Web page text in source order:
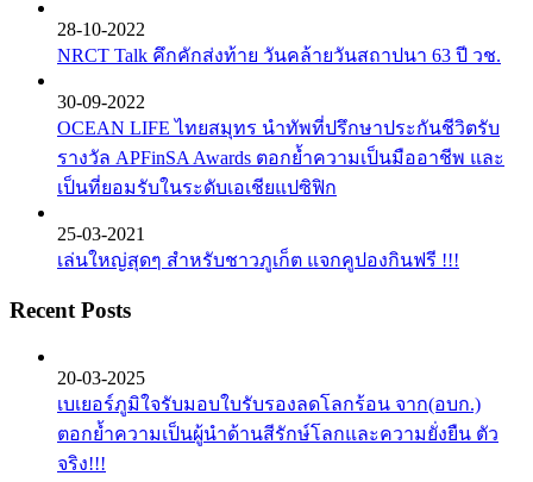
28-10-2022
NRCT Talk คึกคักส่งท้าย วันคล้ายวันสถาปนา 63 ปี วช.
30-09-2022
OCEAN LIFE ไทยสมุทร นำทัพที่ปรึกษาประกันชีวิตรับ
รางวัล APFinSA Awards ตอกย้ำความเป็นมืออาชีพ และ
เป็นที่ยอมรับในระดับเอเชียแปซิฟิก
25-03-2021
เล่นใหญ่สุดๆ สำหรับชาวภูเก็ต แจกคูปองกินฟรี !!!
Recent Posts
20-03-2025
เบเยอร์ภูมิใจรับมอบใบรับรองลดโลกร้อน จาก(อบก.)
ตอกย้ำความเป็นผู้นำด้านสีรักษ์โลกและความยั่งยืน ตัว
จริง!!!